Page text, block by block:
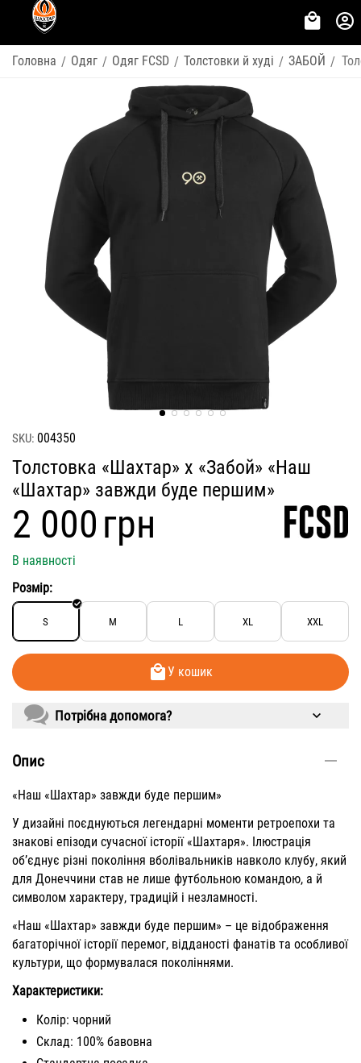
Головна / Одяг / Одяг FCSD / Толстовки й худі / ЗАБОЙ /
SKU: 004350
Толстовка «Шахтар» х «Забой» «Наш
«Шахтар» завжди буде першим»
‍2 000‍грн
В наявності
Розмір:
S M L XL XXL
У кошик
Потрібна допомога?
Опис
«Наш «Шахтар» завжди буде першим»
У дизайні поєднуються легендарні моменти ретроепохи та
знакові епізоди сучасної історії «Шахтаря». Ілюстрація
об’єднує різні покоління вболівальників навколо клубу, який
для Донеччини став не лише футбольною командою, а й
символом характеру, традицій і незламності.
«Наш «Шахтар» завжди буде першим» – це відображення
багаторічної історії перемог, відданості фанатів та особливої
культури, що формувалася поколіннями.
Характеристики:
Колір: чорний
Склад: 100% бавовна